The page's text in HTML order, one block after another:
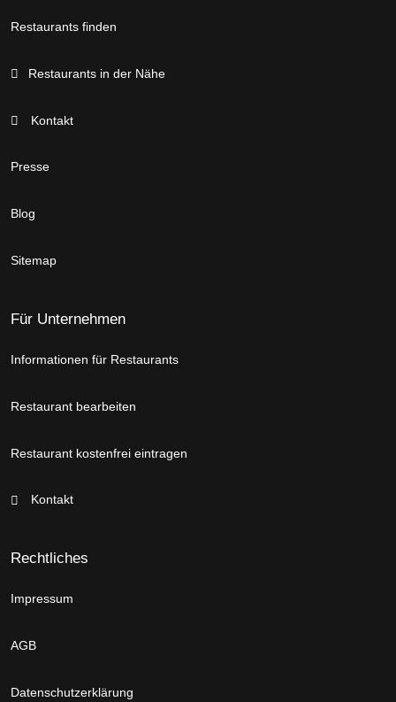
Restaurants finden
Restaurants in der Nähe
Kontakt
Presse
Blog
Sitemap
Für Unternehmen
Informationen für Restaurants
Restaurant bearbeiten
Restaurant kostenfrei eintragen
Kontakt
Rechtliches
Impressum
AGB
Datenschutzerklärung